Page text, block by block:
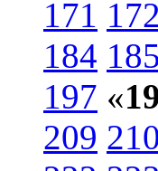
171 172
184 185
197 «
209 210